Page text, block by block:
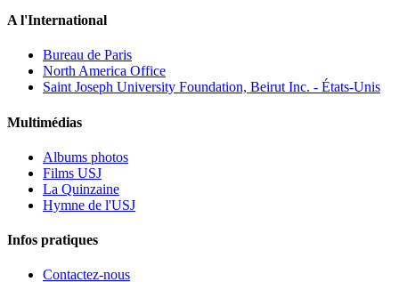
A l'International
Bureau de Paris
North America Office
Saint Joseph University Foundation, Beirut Inc. - États-Unis
Multimédias
Albums photos
Films USJ
La Quinzaine
Hymne de l'USJ
Infos pratiques
Contactez-nous